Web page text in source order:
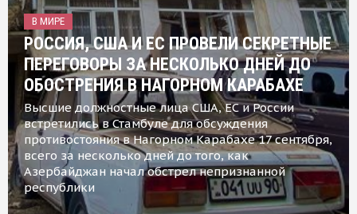
В МИРЕ
РОССИЯ, США И ЕС ПРОВЕЛИ СЕКРЕТНЫЕ
ПЕРЕГОВОРЫ ЗА НЕСКОЛЬКО ДНЕЙ ДО
ОБОСТРЕНИЯ В НАГОРНОМ КАРАБАХЕ
Высшие должностные лица США, ЕС и России
встретились в Стамбуле для обсуждения
противостояния в Нагорном Карабахе 17 сентября,
всего за несколько дней до того, как
Азербайджан начал обстрел непризнанной
республики